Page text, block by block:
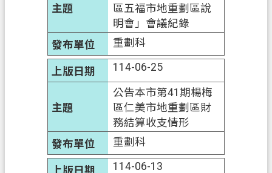
區五福市地重劃區說
明會」會議紀錄
重劃科
114-06-25
公告本市第41期楊梅
區仁美市地重劃區財
務結算收支情形
重劃科
114-06-13